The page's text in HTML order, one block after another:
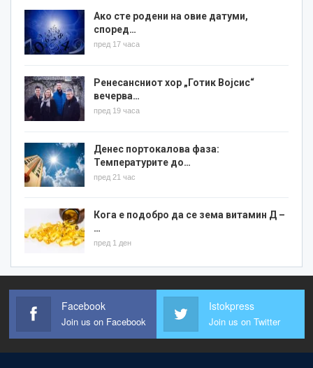
Ако сте родени на овие датуми,
според…
пред 17 часа
Ренесансниот хор „Готик Војсис“
вечерва…
пред 19 часа
Денес портокалова фаза:
Температурите до…
пред 21 час
Кога е подобро да се зема витамин Д –
…
пред 1 ден
Facebook
Join us on Facebook
Istokpress
Join us on Twitter